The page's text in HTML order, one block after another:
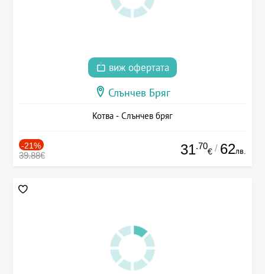
виж офертата
Слънчев Бряг
Котва - Слънчев бряг
-21%
39.88€ 31.70
€ / 62лв.